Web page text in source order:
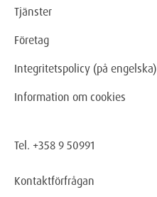
Tjänster
Företag
Integritetspolicy (på engelska)
Information om cookies
Tel. +358 9 50991
Kontaktförfrågan